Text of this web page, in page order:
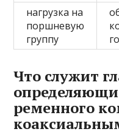
нагрузка на
поршневую
группу
Что служит
ременного